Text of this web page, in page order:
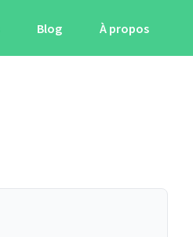
Blog À propos